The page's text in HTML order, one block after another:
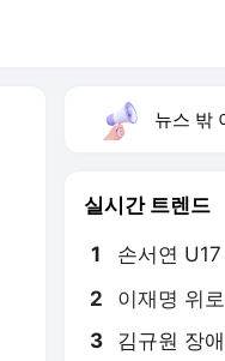
뉴스 밖
실시간 트렌드
1 손서연
2 이재명 위
3 김규원 장